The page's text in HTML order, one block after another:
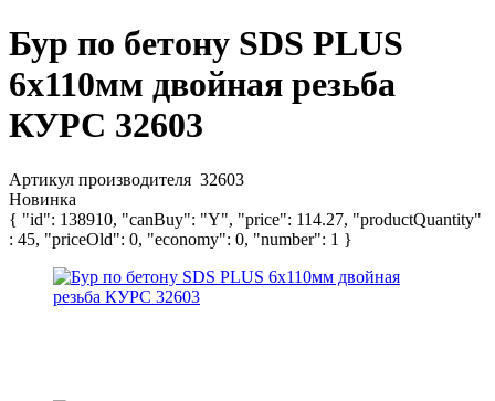
Бур по бетону SDS PLUS
6х110мм двойная резьба
КУРС 32603
Артикул производителя 32603
Новинка
{ "id": 138910, "canBuy": "Y", "price": 114.27, "productQuantity"
: 45, "priceOld": 0, "economy": 0, "number": 1 }